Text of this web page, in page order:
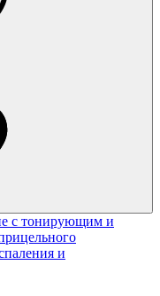
с тонирующим и
и